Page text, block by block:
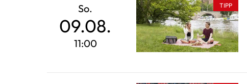
TIPP
So.
09.08.
11:00